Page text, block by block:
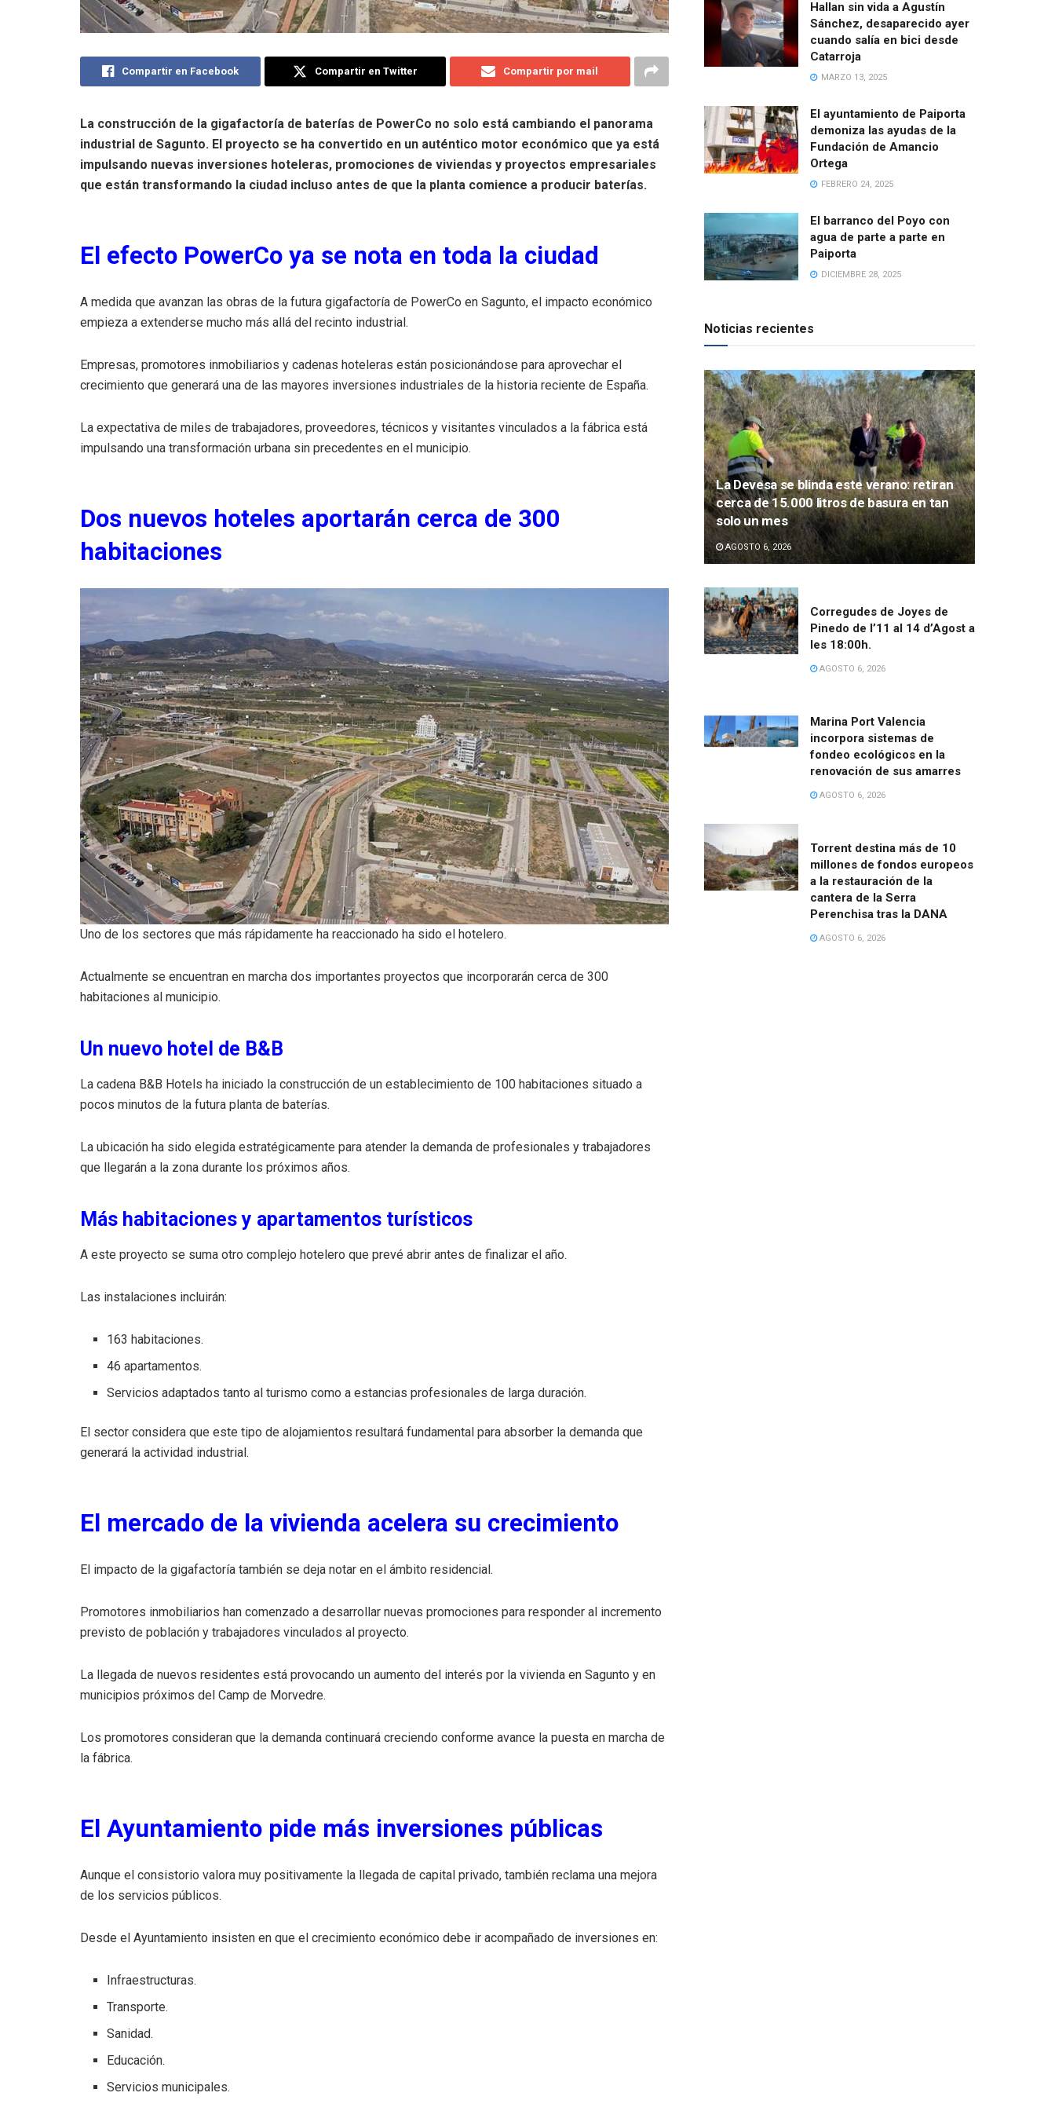
Compartir en Facebook Compartir en Twitter Compartir por mail
La construcción de la gigafactoría de baterías de PowerCo no solo está cambiando el panorama
industrial de Sagunto. El proyecto se ha convertido en un auténtico motor económico que ya está
impulsando nuevas inversiones hoteleras, promociones de viviendas y proyectos empresariales
que están transformando la ciudad incluso antes de que la planta comience a producir baterías.
El efecto PowerCo ya se nota en toda la ciudad
A medida que avanzan las obras de la futura gigafactoría de PowerCo en Sagunto, el impacto económico
empieza a extenderse mucho más allá del recinto industrial.
Empresas, promotores inmobiliarios y cadenas hoteleras están posicionándose para aprovechar el
crecimiento que generará una de las mayores inversiones industriales de la historia reciente de España.
La expectativa de miles de trabajadores, proveedores, técnicos y visitantes vinculados a la fábrica está
impulsando una transformación urbana sin precedentes en el municipio.
Dos nuevos hoteles aportarán cerca de 300
habitaciones
Uno de los sectores que más rápidamente ha reaccionado ha sido el hotelero.
Actualmente se encuentran en marcha dos importantes proyectos que incorporarán cerca de 300
habitaciones al municipio.
Un nuevo hotel de B&B
La cadena B&B Hotels ha iniciado la construcción de un establecimiento de 100 habitaciones situado a
pocos minutos de la futura planta de baterías.
La ubicación ha sido elegida estratégicamente para atender la demanda de profesionales y trabajadores
que llegarán a la zona durante los próximos años.
Más habitaciones y apartamentos turísticos
A este proyecto se suma otro complejo hotelero que prevé abrir antes de finalizar el año.
Las instalaciones incluirán:
163 habitaciones.
46 apartamentos.
Servicios adaptados tanto al turismo como a estancias profesionales de larga duración.
El sector considera que este tipo de alojamientos resultará fundamental para absorber la demanda que
generará la actividad industrial.
El mercado de la vivienda acelera su crecimiento
El impacto de la gigafactoría también se deja notar en el ámbito residencial.
Promotores inmobiliarios han comenzado a desarrollar nuevas promociones para responder al incremento
previsto de población y trabajadores vinculados al proyecto.
La llegada de nuevos residentes está provocando un aumento del interés por la vivienda en Sagunto y en
municipios próximos del Camp de Morvedre.
Los promotores consideran que la demanda continuará creciendo conforme avance la puesta en marcha de
la fábrica.
El Ayuntamiento pide más inversiones públicas
Aunque el consistorio valora muy positivamente la llegada de capital privado, también reclama una mejora
de los servicios públicos.
Desde el Ayuntamiento insisten en que el crecimiento económico debe ir acompañado de inversiones en:
Infraestructuras.
Transporte.
Sanidad.
Educación.
Servicios municipales.
Hallan sin vida a Agustín
Sánchez, desaparecido ayer
cuando salía en bici desde
Catarroja
MARZO 13, 2025
El ayuntamiento de Paiporta
demoniza las ayudas de la
Fundación de Amancio
Ortega
FEBRERO 24, 2025
El barranco del Poyo con
agua de parte a parte en
Paiporta
DICIEMBRE 28, 2025
Noticias recientes
La Devesa se blinda este verano: retiran
cerca de 15.000 litros de basura en tan
solo un mes
AGOSTO 6, 2026
Corregudes de Joyes de
Pinedo de l’11 al 14 d’Agost a
les 18:00h.
AGOSTO 6, 2026
Marina Port Valencia
incorpora sistemas de
fondeo ecológicos en la
renovación de sus amarres
AGOSTO 6, 2026
Torrent destina más de 10
millones de fondos europeos
a la restauración de la
cantera de la Serra
Perenchisa tras la DANA
AGOSTO 6, 2026